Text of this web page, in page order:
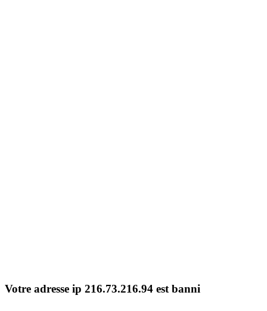
Votre adresse ip 216.73.216.94 est banni